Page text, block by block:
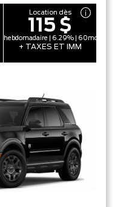
Location dès
115 $
hebdomadaire | 6.29% | 60mo
+ TAXES ET IMM